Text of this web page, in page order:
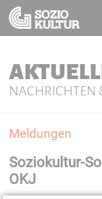
NACHRICHTEN
Meldungen
Soziokultur-
OKJ